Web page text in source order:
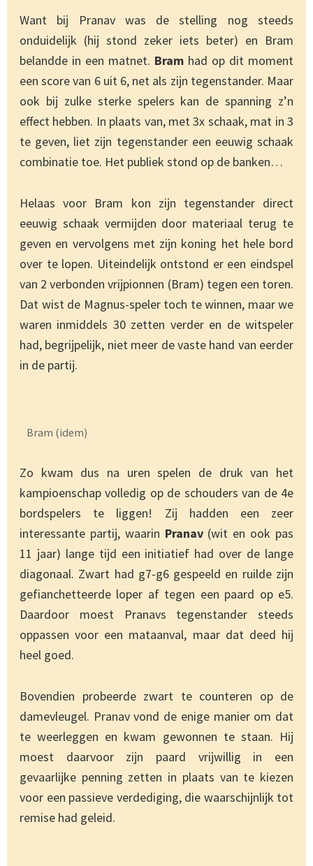
Want bij Pranav was de stelling nog steeds
onduidelijk (hij stond zeker iets beter) en Bram
belandde in een matnet. Bram had op dit moment
een score van 6 uit 6, net als zijn tegenstander. Maar
ook bij zulke sterke spelers kan de spanning z’n
effect hebben. In plaats van, met 3x schaak, mat in 3
te geven, liet zijn tegenstander een eeuwig schaak
combinatie toe. Het publiek stond op de banken…
Helaas voor Bram kon zijn tegenstander direct
eeuwig schaak vermijden door materiaal terug te
geven en vervolgens met zijn koning het hele bord
over te lopen. Uiteindelijk ontstond er een eindspel
van 2 verbonden vrijpionnen (Bram) tegen een toren.
Dat wist de Magnus-speler toch te winnen, maar we
waren inmiddels 30 zetten verder en de witspeler
had, begrijpelijk, niet meer de vaste hand van eerder
in de partij.
Bram (idem)
Zo kwam dus na uren spelen de druk van het
kampioenschap volledig op de schouders van de 4e
bordspelers te liggen! Zij hadden een zeer
interessante partij, waarin Pranav (wit en ook pas
11 jaar) lange tijd een initiatief had over de lange
diagonaal. Zwart had g7-g6 gespeeld en ruilde zijn
gefianchetteerde loper af tegen een paard op e5.
Daardoor moest Pranavs tegenstander steeds
oppassen voor een mataanval, maar dat deed hij
heel goed.
Bovendien probeerde zwart te counteren op de
damevleugel. Pranav vond de enige manier om dat
te weerleggen en kwam gewonnen te staan. Hij
moest daarvoor zijn paard vrijwillig in een
gevaarlijke penning zetten in plaats van te kiezen
voor een passieve verdediging, die waarschijnlijk tot
remise had geleid.